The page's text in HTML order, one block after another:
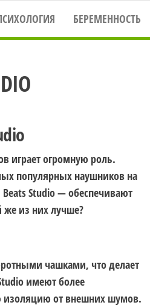
БЕРЕМЕННОСТЬ
играет огромную роль.
популярных наушников на
Studio — обеспечивают
же из них лучше?
чашками, что делает
имеют более
изоляцию от внешних шумов.